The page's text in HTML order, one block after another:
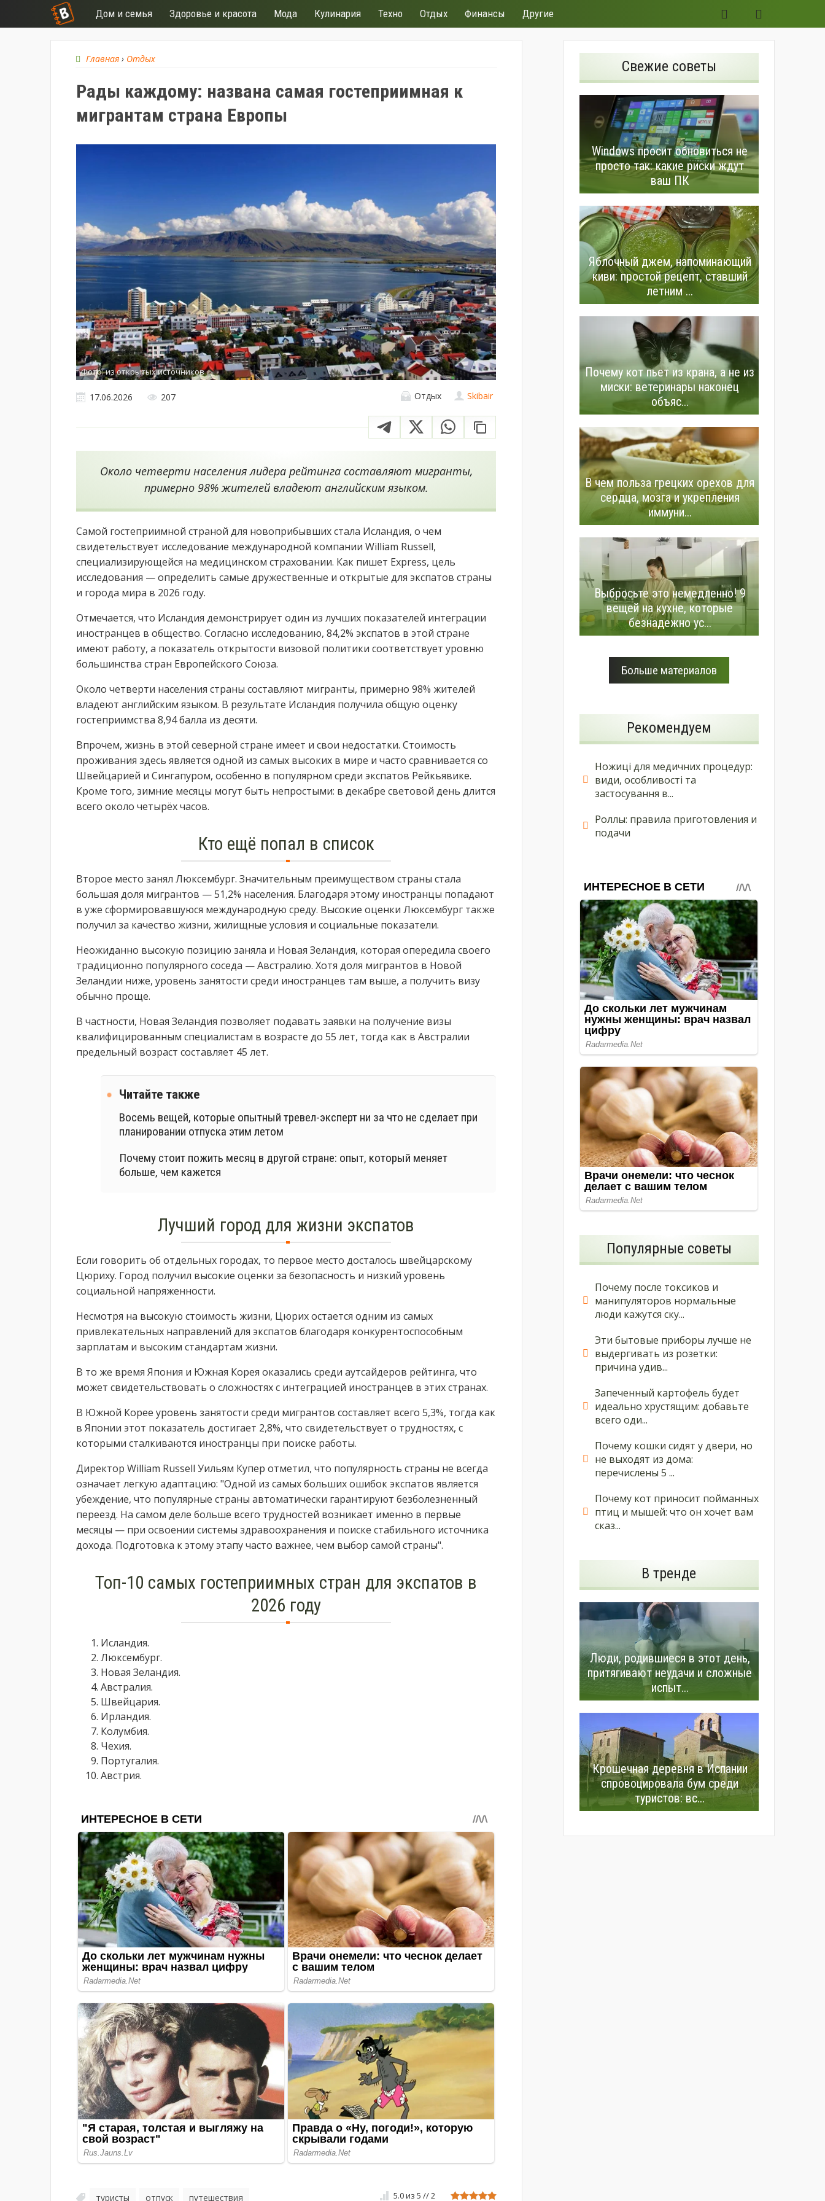
Дом и семья Здоровье и красота Мода Кулинария Техно Отдых Финансы Другие
Главная › Отдых
Рады каждому: названа самая гостеприимная к
мигрантам страна Европы
Фото: из открытых источников
Skibair
Отдых
17.06.2026 207
Около четверти населения лидера рейтинга составляют мигранты,
примерно 98% жителей владеют английским языком.
Самой гостеприимной страной для новоприбывших стала Исландия, о чем
свидетельствует исследование международной компании William Russell,
специализирующейся на медицинском страховании. Как пишет Express, цель
исследования — определить самые дружественные и открытые для экспатов страны
и города мира в 2026 году.
Отмечается, что Исландия демонстрирует один из лучших показателей интеграции
иностранцев в общество. Согласно исследованию, 84,2% экспатов в этой стране
имеют работу, а показатель открытости визовой политики соответствует уровню
большинства стран Европейского Союза.
Около четверти населения страны составляют мигранты, примерно 98% жителей
владеют английским языком. В результате Исландия получила общую оценку
гостеприимства 8,94 балла из десяти.
Впрочем, жизнь в этой северной стране имеет и свои недостатки. Стоимость
проживания здесь является одной из самых высоких в мире и часто сравнивается со
Швейцарией и Сингапуром, особенно в популярном среди экспатов Рейкьявике.
Кроме того, зимние месяцы могут быть непростыми: в декабре световой день длится
всего около четырёх часов.
Кто ещё попал в список
Второе место занял Люксембург. Значительным преимуществом страны стала
большая доля мигрантов — 51,2% населения. Благодаря этому иностранцы попадают
в уже сформировавшуюся международную среду. Высокие оценки Люксембург также
получил за качество жизни, жилищные условия и социальные показатели.
Неожиданно высокую позицию заняла и Новая Зеландия, которая опередила своего
традиционно популярного соседа — Австралию. Хотя доля мигрантов в Новой
Зеландии ниже, уровень занятости среди иностранцев там выше, а получить визу
обычно проще.
В частности, Новая Зеландия позволяет подавать заявки на получение визы
квалифицированным специалистам в возрасте до 55 лет, тогда как в Австралии
предельный возраст составляет 45 лет.
Читайте также
Восемь вещей, которые опытный тревел-эксперт ни за что не сделает при
планировании отпуска этим летом
Почему стоит пожить месяц в другой стране: опыт, который меняет
больше, чем кажется
Лучший город для жизни экспатов
Если говорить об отдельных городах, то первое место досталось швейцарскому
Цюриху. Город получил высокие оценки за безопасность и низкий уровень
социальной напряженности.
Несмотря на высокую стоимость жизни, Цюрих остается одним из самых
привлекательных направлений для экспатов благодаря конкурентоспособным
зарплатам и высоким стандартам жизни.
В то же время Япония и Южная Корея оказались среди аутсайдеров рейтинга, что
может свидетельствовать о сложностях с интеграцией иностранцев в этих странах.
В Южной Корее уровень занятости среди мигрантов составляет всего 5,3%, тогда как
в Японии этот показатель достигает 2,8%, что свидетельствует о трудностях, с
которыми сталкиваются иностранцы при поиске работы.
Директор William Russell Уильям Купер отметил, что популярность страны не всегда
означает легкую адаптацию: "Одной из самых больших ошибок экспатов является
убеждение, что популярные страны автоматически гарантируют безболезненный
переезд. На самом деле больше всего трудностей возникает именно в первые
месяцы — при освоении системы здравоохранения и поиске стабильного источника
дохода. Подготовка к этому этапу часто важнее, чем выбор самой страны".
Топ-10 самых гостеприимных стран для экспатов в
2026 году
Исландия.
Люксембург.
Новая Зеландия.
Австралия.
Швейцария.
Ирландия.
Колумбия.
Чехия.
Португалия.
Австрия.
5.0из 5 //2
туристы отпуск путешествия
Свежие советы
Windows просит обновиться не
просто так: какие риски ждут
ваш ПК
Яблочный джем, напоминающий
киви: простой рецепт, ставший
летним ...
Почему кот пьет из крана, а не из
миски: ветеринары наконец
объяс...
В чем польза грецких орехов для
сердца, мозга и укрепления
иммуни...
Выбросьте это немедленно! 9
вещей на кухне, которые
безнадежно ус...
Больше материалов
Рекомендуем
Ножиці для медичних процедур:
види, особливості та
застосування в...
Роллы: правила приготовления и
подачи
Популярные советы
Почему после токсиков и
манипуляторов нормальные
люди кажутся ску...
Эти бытовые приборы лучше не
выдергивать из розетки:
причина удив...
Запеченный картофель будет
идеально хрустящим: добавьте
всего оди...
Почему кошки сидят у двери, но
не выходят из дома:
перечислены 5 ...
Почему кот приносит пойманных
птиц и мышей: что он хочет вам
сказ...
В тренде
Люди, родившиеся в этот день,
притягивают неудачи и сложные
испыт...
Крошечная деревня в Испании
спровоцировала бум среди
туристов: вс...